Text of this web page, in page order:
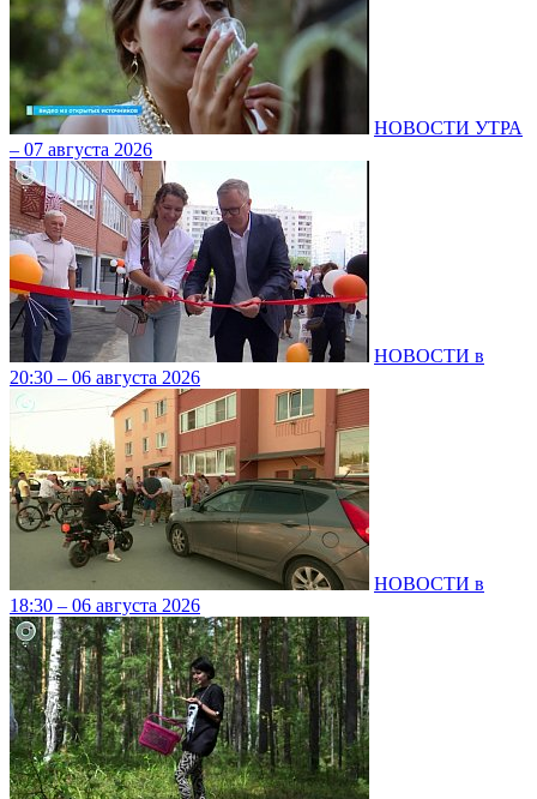
НОВОСТИ УТРА
– 07 августа 2026
НОВОСТИ в
20:30 – 06 августа 2026
НОВОСТИ в
18:30 – 06 августа 2026